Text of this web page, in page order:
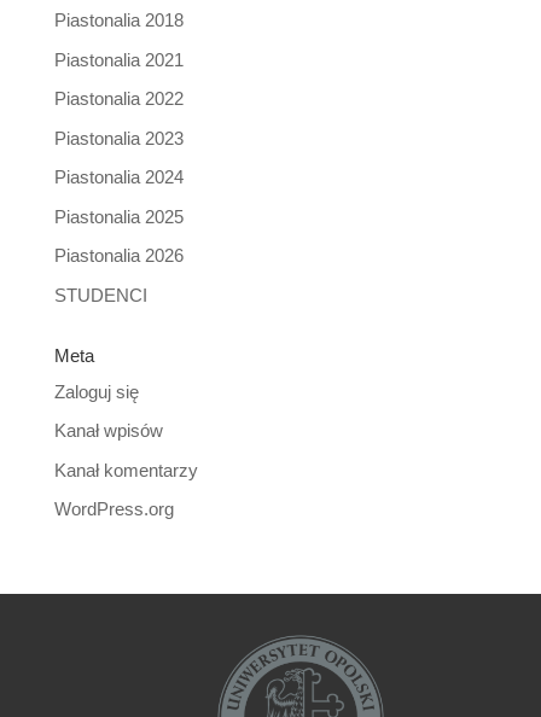
Piastonalia 2018
Piastonalia 2021
Piastonalia 2022
Piastonalia 2023
Piastonalia 2024
Piastonalia 2025
Piastonalia 2026
STUDENCI
Meta
Zaloguj się
Kanał wpisów
Kanał komentarzy
WordPress.org